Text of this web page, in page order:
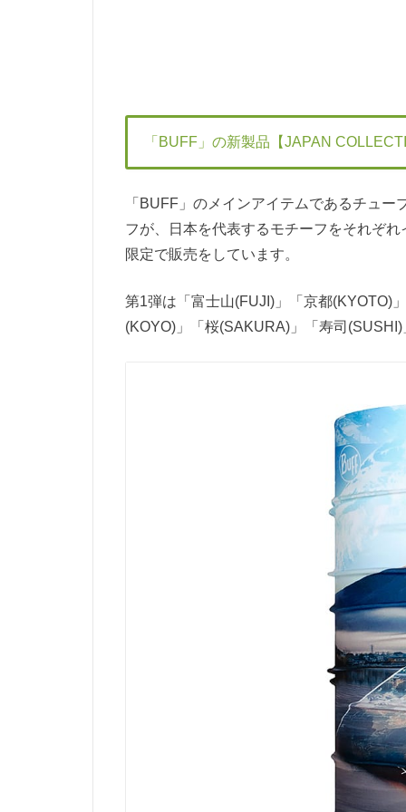
「BUFF」の新製品【JAPAN
「BUFF」のメインアイテムであるチュ
フが、⽇本を代表するモチーフをそれぞ
限定で販売をしています。
第1弾は「富士山(FUJI)」「京都(KYOTO)
(KOYO)」「桜(SAKURA)」「寿司